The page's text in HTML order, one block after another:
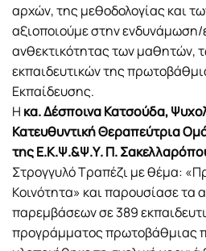
αρχών, της μεθοδολογίας και
αξιοποιούμε στην ενδυνάμωση/
ανθεκτικότητας των μαθητών,
εκπαιδευτικών της
Εκπαίδευσης.
Η κα. Δέσποινα Κατσούδα,
Κατευθυντική Θεραπεύτρια
της Ε.Κ.Ψ.&Ψ.Υ. Π.
Στρογγυλό Τραπέζι με θέμα:
Κοινότητα» και παρουσίασε τα
παρεμβάσεων σε 389
προγράμματος πρωτοβάθμιας